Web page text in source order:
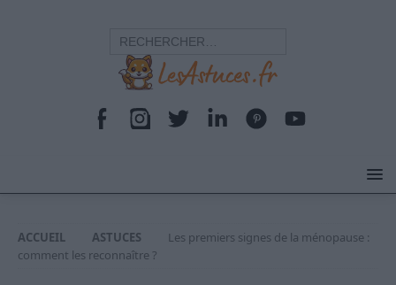
ACCUEIL ASTUCES
Les premiers signes de la ménopause :
comment les reconnaître ?